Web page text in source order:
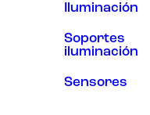
Iluminación
Soportes
iluminación
Sensores